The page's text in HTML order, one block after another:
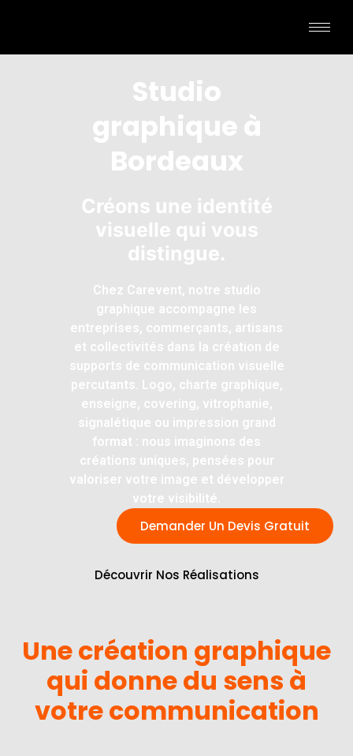
Studio
graphique à
Bordeaux
Créons une identité
visuelle qui vous
distingue.
Chez Carevent, notre studio
graphique accompagne les
entreprises, commerçants, artisans
et collectivités dans la création de
supports de communication visuelle
percutants. Logo, charte graphique,
enseigne, covering, vitrophanie,
signalétique ou impression grand
format : nous imaginons des
créations uniques, pensées pour
valoriser votre image et développer
votre visibilité.
Demander Un Devis Gratuit
Découvrir Nos Réalisations
Une création graphique
qui donne du sens à
votre communication